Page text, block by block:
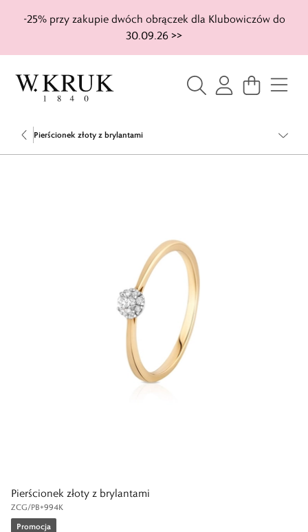
-25% przy zakupie dwóch obrączek dla Klubowiczów do
30.09.26 >>
Pierścionek złoty z brylantami
Pierścionek złoty z brylantami
ZCG/PB+994K
Promocja